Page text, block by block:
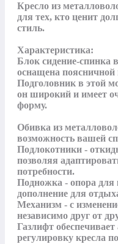
Кресло из
для тех, кто ценит
стиль.
Характеристика:
Блок сидение-спинка
оснащена поясничной
Подголовник в этой
он широкий и имеет
форму.
Обивка из
возможность вашей
Подлокотники -
позволяя
потребности.
Подножка - опора для
дополнение для
Механизм - с
независимо друг от
Газлифт
регулировку кресла